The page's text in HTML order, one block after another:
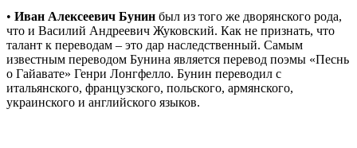
• Иван Алексеевич Бунин был из того же дворянского рода,
что и Василий Андреевич Жуковский. Как не признать, что
талант к переводам – это дар наследственный. Самым
известным переводом Бунина является перевод поэмы «Песнь
о Гайавате» Генри Лонгфелло. Бунин переводил с
итальянского, французского, польского, армянского,
украинского и английского языков.